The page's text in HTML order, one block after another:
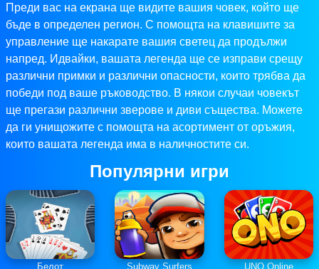
Преди вас на екрана ще видите вашия човек, който ще
бъде в определен регион. С помощта на клавишите за
управление ще накарате вашия светец да продължи
напред. Идвайки, вашата легенда ще се изправи срещу
различни примки и различни опасности, които трябва да
победи под ваше ръководство. В някои случаи човекът
ще прегази различни зверове и диви същества. Можете
да ги унищожите с помощта на асортимент от оръжия,
които вашата легенда има в наличностите си.
Популярни игри
Белот Subway Surfers UNO Online